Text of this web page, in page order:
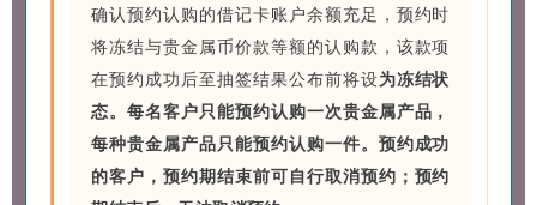
确认预约认购的借记卡账户余额充足，预约时
将冻结与贵金属币价款等额的认购款，该款项
在预约成功后至抽签结果公布前将设为冻结状
态。每名客户只能预约认购一次贵金属产品，
每种贵金属产品只能预约认购一件。预约成功
的客户，预约期结束前可自行取消预约；预约